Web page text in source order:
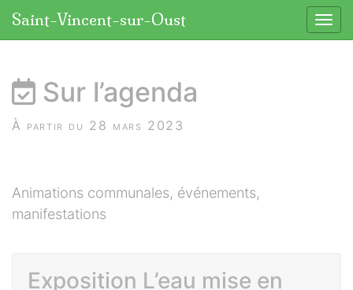
Saint-Vincent-sur-Oust
Sur l’agenda
À partir du 28 mars 2023
Animations communales, événements,
manifestations
Exposition L’eau mise en
Panneau de gestion des cookies